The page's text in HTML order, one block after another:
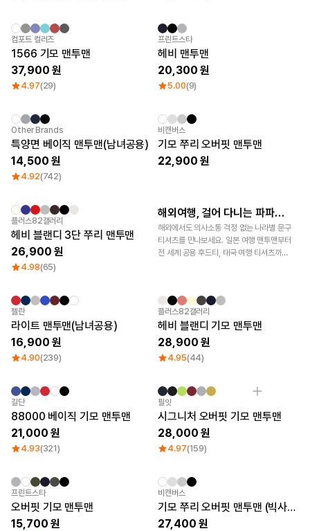
확인해 보세요.
컴포트 컬러즈
1566 기모 맨투맨
37,900
4.97(29)
프린트스타
헤비 맨투맨
20,300
5.00(9)
Other Brands
특양면 베이직 맨투맨(남녀공용)
14,500
4.92(742)
비캔버스
기모 쭈리 오버핏 맨투맨
22,900
플러스82갤러리
헤비 블랜디 3단 쭈리 맨투맨
26,900
4.98(65)
단체티 제작 가이드 해외여행, 걸어 다니는 파파고되는 법
해외에서도 의사소통 걱정 없는 나라별 문구
티셔츠를 만나보세요. 일본 여행 맨투맨부터
전 세계 공용 후드티, 태국 여행 티셔츠까지
젤란
라이트 맨투맨(남녀공용)
16,900
4.90(239)
플러스82갤러리
헤비 블랜디 기모 맨투맨
28,900
4.95(44)
길단
88000 베이직 기모 맨투맨
21,000
4.93(321)
필잇
시그니처 오버핏 기모 맨투맨
28,000
4.97(159)
프린트스타
오버핏 기모 맨투맨
15,700
비캔버스
기모 쭈리 오버핏 맨투맨 (빅사이즈)
27,400
반려동물
액자
디지털 가전
회원가입
로그인
고객센터
마플 서비스 소개
1만원 ~ 2만원
2만원 ~ 3만원
소매타입
민소매
반소매
긴소매
면
다운/패딩
인기 브랜드
길단
챔피온
트리플에이